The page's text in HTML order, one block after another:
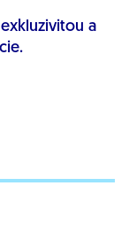
a